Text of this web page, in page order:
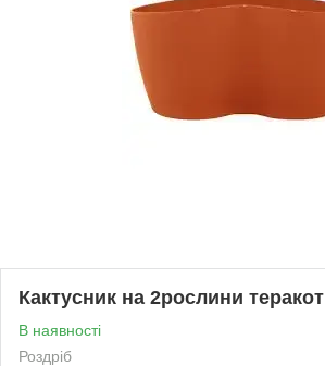
Кактусник на 2рослини теракот
В наявності
Роздріб